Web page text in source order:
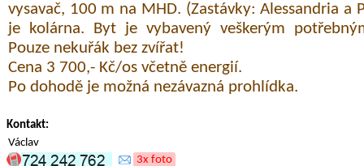
vysavač, 100 m na MHD. (Zastávky: Alessandria a
je kolárna. Byt je vybavený veškerým
Pouze nekuřák bez zvířat!
Cena 3 700,- Kč/os včetně energií.
Po dohodě je možná nezávazná prohlídka.
Kontakt:
Václav
3x foto